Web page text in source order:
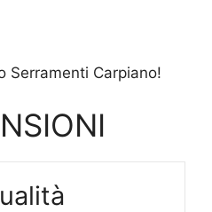
Serramenti Carpiano!